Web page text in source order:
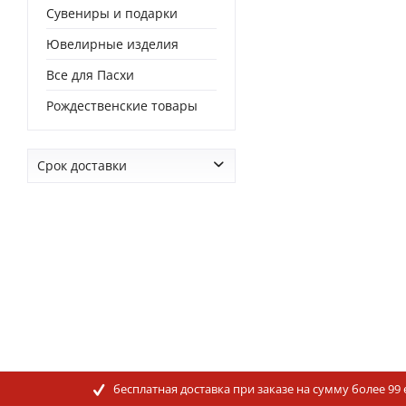
Сувениры и подарки
Ювелирные изделия
Все для Пасхи
Рождественские товары
Срок доставки
бесплатная доставка при заказе на сумму более 99